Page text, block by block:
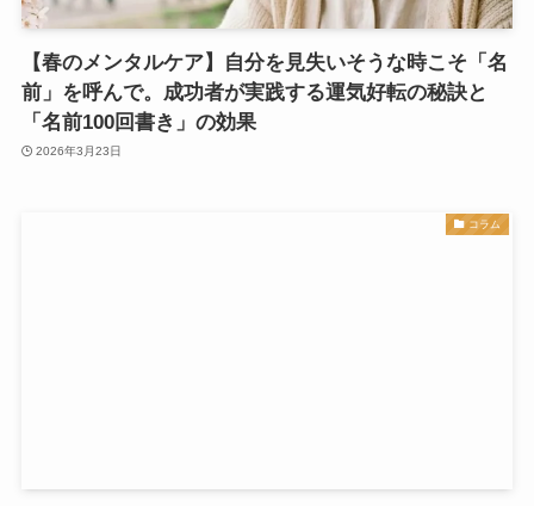
【春のメンタルケア】自分を見失いそうな時こそ「名
前」を呼んで。成功者が実践する運気好転の秘訣と
「名前100回書き」の効果
2026年3月23日
コラム